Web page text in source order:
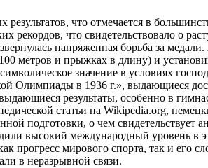
что отмечается в
рекордов, что свидетельствовало о
напряженная борьба за
метров и прыжках в длину) и
значение в условиях
Олимпиады в 1936 г.», выдающиеся
результаты, особенно в
статьи на Wikipedia.org,
подготовки, о чем свидетельствует
высокий международный уровень в
мирового спорта, так и его
в неразрывной связи.